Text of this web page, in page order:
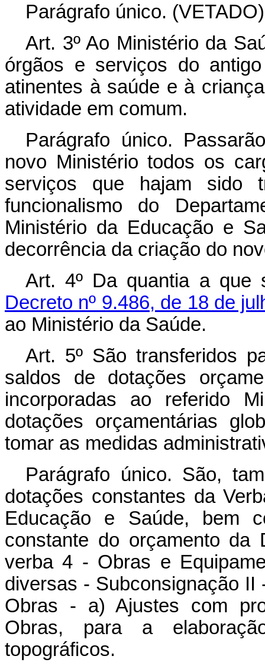
Parágrafo único.
Art. 3º Ao Ministério da
órgãos e serviços do
atinentes à saúde e à
atividade em comum.
Parágrafo único.
novo Ministério todos os
serviços que hajam sido
funcionalismo do
Ministério da Educação e
decorrência da criação do
Art. 4º Da quantia a
Decreto nº 9.486, de 18 de
ao Ministério da Saúde.
Art. 5º São transferidos
saldos de dotações
incorporadas ao referido
dotações orçamentárias
tomar as medidas
Parágrafo único. São,
dotações constantes da
Educação e Saúde, bem
constante do orçamento
verba 4 - Obras e
diversas - Subconsignação
Obras - a) Ajustes com
Obras, para a
topográficos.